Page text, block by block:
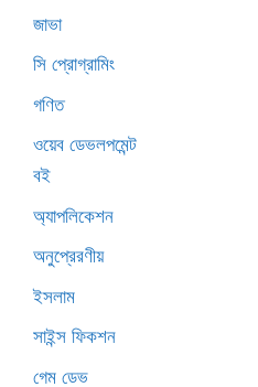
জাভা
সি প্রোগ্রামিং
গণিত
ওয়েব ডেভলপমেন্ট
বই
অ্যাপলিকেশন
অনুপ্রেরণীয়
ইসলাম
সাইন্স ফিকশন
গেম ডেভ